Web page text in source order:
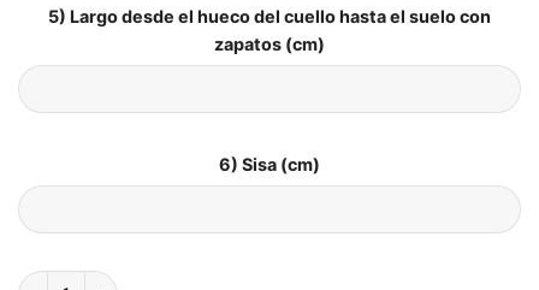
5) Largo desde el hueco del cuello hasta el suelo con
zapatos (cm)
6) Sisa (cm)
Sexy Wedding Dresses Plus Size V Neck Long Sleeves